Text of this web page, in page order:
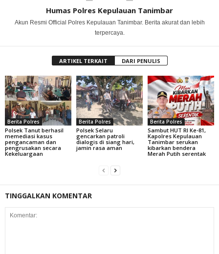
Humas Polres Kepulauan Tanimbar
Akun Resmi Official Polres Kepulauan Tanimbar. Berita akurat dan lebih
terpercaya.
ARTIKEL TERKAIT DARI PENULIS
Berita Polres
Polsek Tanut berhasil
memediasi kasus
pengancaman dan
pengrusakan secara
Kekeluargaan
Berita Polres
Polsek Selaru
gencarkan patroli
dialogis di siang hari,
jamin rasa aman
Berita Polres
Sambut HUT RI Ke-81,
Kapolres Kepulauan
Tanimbar serukan
kibarkan bendera
Merah Putih serentak
TINGGALKAN KOMENTAR